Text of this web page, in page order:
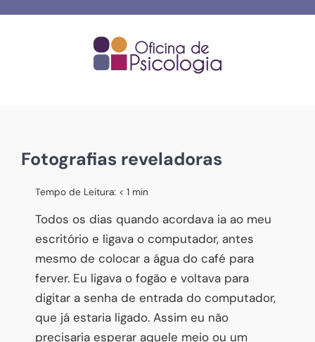
Fotografias reveladoras
Tempo de Leitura: < 1 min
Todos os dias quando acordava ia ao meu
escritório e ligava o computador, antes
mesmo de colocar a água do café para
ferver. Eu ligava o fogão e voltava para
digitar a senha de entrada do computador,
que já estaria ligado. Assim eu não
precisaria esperar aquele meio ou um